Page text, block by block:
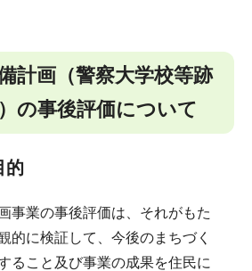
計画（警察大学校等跡
の事後評価について
的
事業の事後評価は、それがもた
的に検証して、今後のまちづく
ること及び事業の成果を住民に